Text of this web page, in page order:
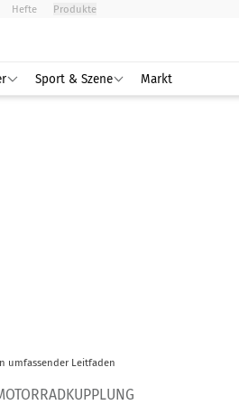
Hefte Produkte
Sport & Szene Markt
umfassender Leitfaden